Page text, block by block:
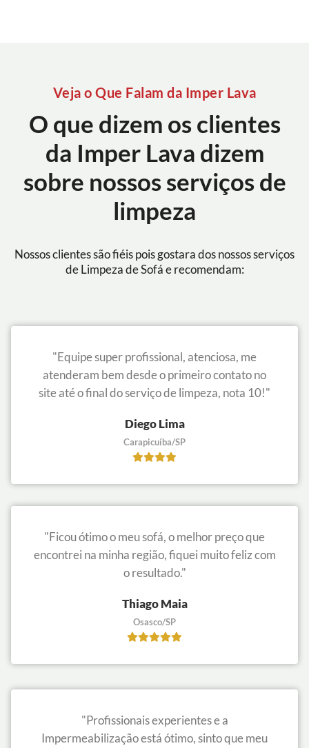
Veja o Que Falam da Imper Lava
O que dizem os clientes
da Imper Lava dizem
sobre nossos serviços de
limpeza
Nossos clientes são fiéis pois gostara dos nossos serviços
de Limpeza de Sofá e recomendam:
"Equipe super profissional, atenciosa, me
atenderam bem desde o primeiro contato no
site até o final do serviço de limpeza, nota 10!"
Diego Lima
Carapicuíba/SP
"Ficou ótimo o meu sofá, o melhor preço que
encontrei na minha região, fiquei muito feliz com
o resultado."
Thiago Maia
Osasco/SP
"Profissionais experientes e a
Impermeabilização está ótimo, sinto que meu